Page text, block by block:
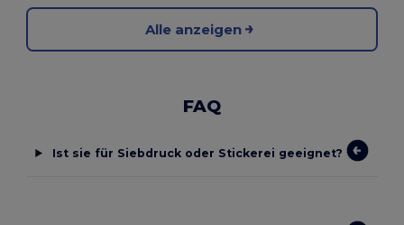
Alle anzeigen
FAQ
Ist sie für Siebdruck oder Stickerei geeignet?